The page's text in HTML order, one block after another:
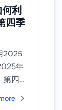
利
四季
2025
年
第四
报上